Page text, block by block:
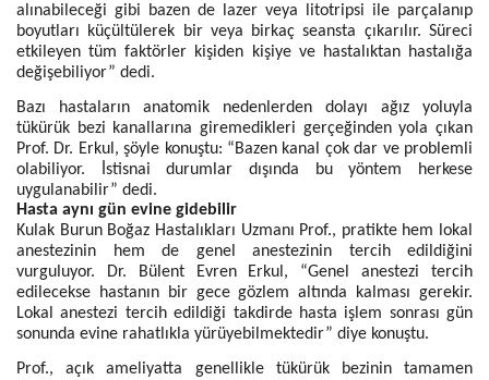
alınabileceği gibi bazen de lazer veya litotripsi ile parçalanıp
boyutları küçültülerek bir veya birkaç seansta çıkarılır. Süreci
etkileyen tüm faktörler kişiden kişiye ve hastalıktan hastalığa
değişebiliyor” dedi.
Bazı hastaların anatomik nedenlerden dolayı ağız yoluyla
tükürük bezi kanallarına giremedikleri gerçeğinden yola çıkan
Prof. Dr. Erkul, şöyle konuştu: “Bazen kanal çok dar ve problemli
olabiliyor. İstisnai durumlar dışında bu yöntem herkese
uygulanabilir” dedi.
Hasta aynı gün evine gidebilir
Kulak Burun Boğaz Hastalıkları Uzmanı Prof., pratikte hem lokal
anestezinin hem de genel anestezinin tercih edildiğini
vurguluyor. Dr. Bülent Evren Erkul, “Genel anestezi tercih
edilecekse hastanın bir gece gözlem altında kalması gerekir.
Lokal anestezi tercih edildiği takdirde hasta işlem sonrası gün
sonunda evine rahatlıkla yürüyebilmektedir” diye konuştu.
Prof., açık ameliyatta genellikle tükürük bezinin tamamen